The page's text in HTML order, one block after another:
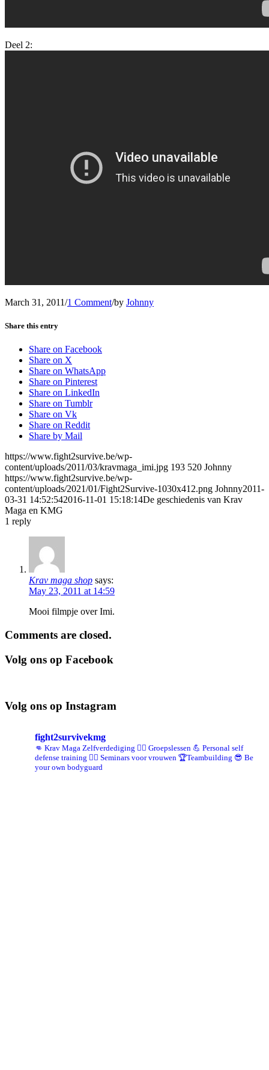
Deel 2:
March 31, 2011/1 Comment/by Johnny
Share this entry
Share on Facebook
Share on X
Share on WhatsApp
Share on Pinterest
Share on LinkedIn
Share on Tumblr
Share on Vk
Share on Reddit
Share by Mail
https://www.fight2survive.be/wp-
content/uploads/2011/03/kravmaga_imi.jpg 193 520 Johnny
https://www.fight2survive.be/wp-
content/uploads/2021/01/Fight2Survive-1030x412.png Johnny2011-
03-31 14:52:542016-11-01 15:18:14De geschiedenis van Krav
Maga en KMG
1 reply
Krav maga shop says:
May 23, 2011 at 14:59
Mooi filmpje over Imi.
Comments are closed.
Volg ons op Facebook
Volg ons op Instagram
fight2survivekmg
👊 Krav Maga Zelfverdediging 🤼‍♀️ Groepslessen 💪 Personal self
defense training 💁‍♀️ Seminars voor vrouwen 🏆Teambuilding 😎 Be
your own bodyguard